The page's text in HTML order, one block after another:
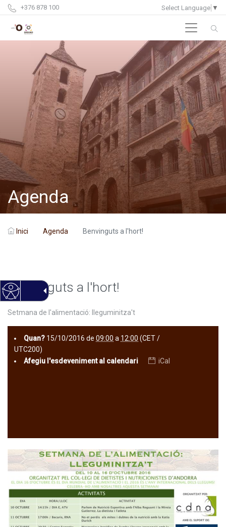
+376 878 100 Select Language ▼
Agenda
Inici Agenda Benvinguts a l'hort!
Benvinguts a l'hort!
Setmana de l'alimentació: lleguminitza't
Quan? 15/10/2016 de 09:00 a 12:00 (CET /
UTC200)
Afegiu l'esdeveniment al calendari
iCal